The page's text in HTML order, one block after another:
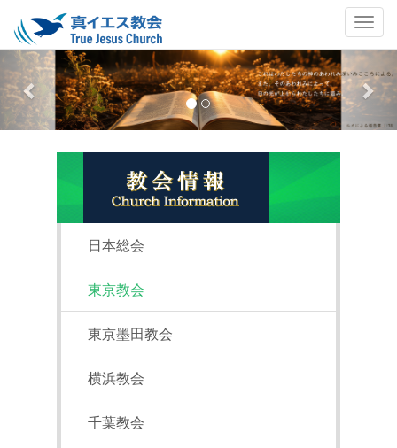
Previous
日本総会
東京教会
東京墨田教会
横浜教会
千葉教会